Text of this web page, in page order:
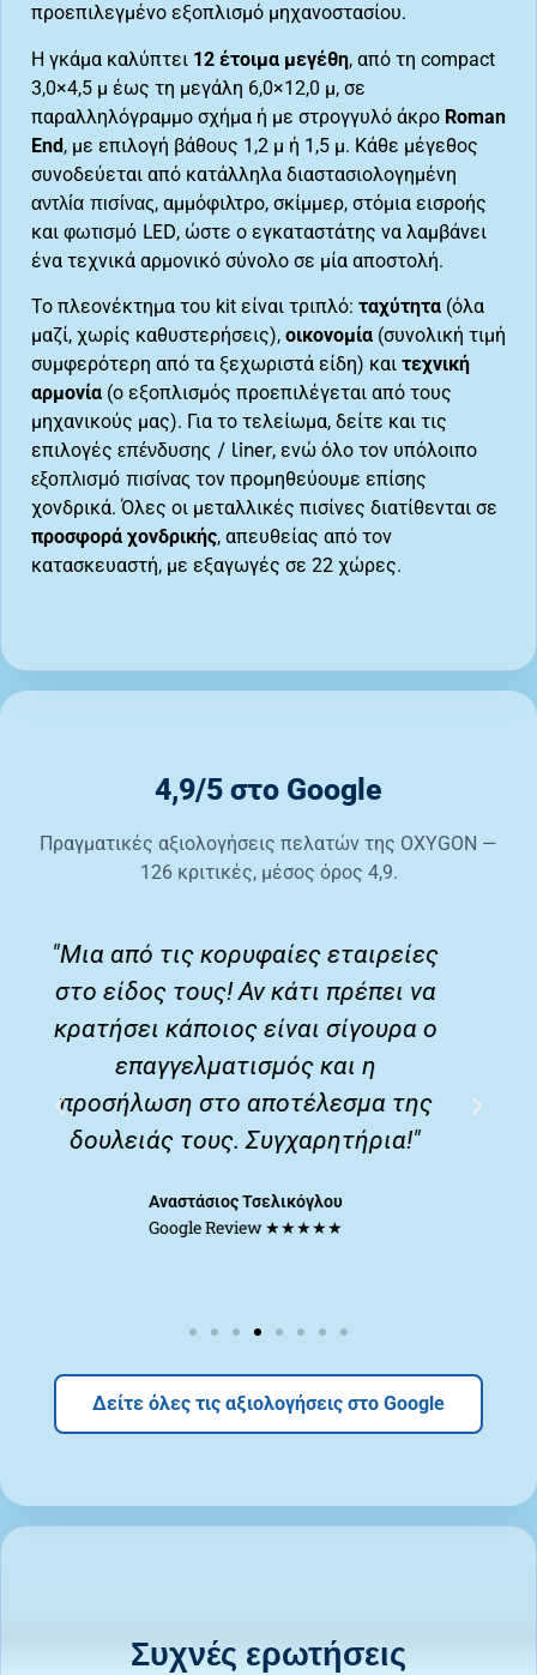
προεπιλεγμένο εξοπλισμό μηχανοστασίου.
Η γκάμα καλύπτει 12 έτοιμα μεγέθη, από τη compact
3,0×4,5 μ έως τη μεγάλη 6,0×12,0 μ, σε
παραλληλόγραμμο σχήμα ή με στρογγυλό άκρο Roman
End, με επιλογή βάθους 1,2 μ ή 1,5 μ. Κάθε μέγεθος
συνοδεύεται από κατάλληλα διαστασιολογημένη
αντλία πισίνας, αμμόφιλτρο, σκίμμερ, στόμια εισροής
και φωτισμό LED, ώστε ο εγκαταστάτης να λαμβάνει
ένα τεχνικά αρμονικό σύνολο σε μία αποστολή.
Το πλεονέκτημα του kit είναι τριπλό: ταχύτητα (όλα
μαζί, χωρίς καθυστερήσεις), οικονομία (συνολική τιμή
συμφερότερη από τα ξεχωριστά είδη) και τεχνική
αρμονία (ο εξοπλισμός προεπιλέγεται από τους
μηχανικούς μας). Για το τελείωμα, δείτε και τις
επιλογές επένδυσης / liner, ενώ όλο τον υπόλοιπο
εξοπλισμό πισίνας τον προμηθεύουμε επίσης
χονδρικά. Όλες οι μεταλλικές πισίνες διατίθενται σε
προσφορά χονδρικής, απευθείας από τον
κατασκευαστή, με εξαγωγές σε 22 χώρες.
4,9/5 στο Google
Πραγματικές αξιολογήσεις πελατών της OXYGON —
126 κριτικές, μέσος όρος 4,9.
"Πραγματικά πολύ καλή
εξυπηρέτηση και πολύ καλές
τιμές. Σου απαντούν σε
οποιαδήποτε ερώτηση κι αν έχεις
και σε καθοδηγούν με τις γνώσεις
τους στην καλύτερη δυνατή
Vaso Laskari
Δείτε όλες τις αξιολογήσεις στο Google
Συχνές ερωτήσεις